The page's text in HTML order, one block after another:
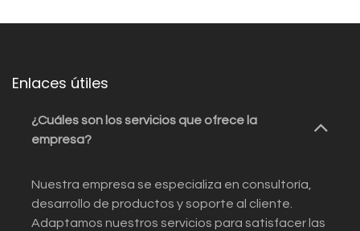
Enlaces útiles
¿Cuáles son los servicios que ofrece la
empresa?
Nuestra empresa se especializa en consultoría,
desarrollo de productos y soporte al cliente.
Adaptamos nuestros servicios para satisfacer las